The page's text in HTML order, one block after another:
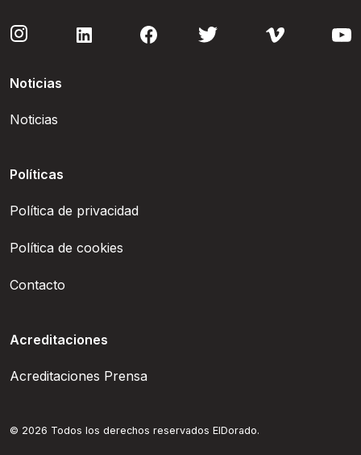
Noticias
Noticias
Políticas
Política de privacidad
Política de cookies
Contacto
Acreditaciones
Acreditaciones Prensa
© 2026 Todos los derechos reservados ElDorado.